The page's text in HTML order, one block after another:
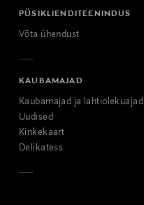
PÜSIKLIENDITEENINDUS
Võta ühendust
KAUBAMAJAD
Kaubamajad ja lahtiolekuajad
Uudised
Kinkekaart
Delikatess